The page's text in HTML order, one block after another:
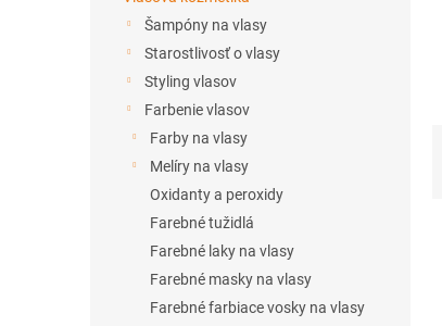
Šampóny na vlasy
Starostlivosť o vlasy
Styling vlasov
Farbenie vlasov
Farby na vlasy
Melíry na vlasy
Oxidanty a peroxidy
Farebné tužidlá
Farebné laky na vlasy
Farebné masky na vlasy
Farebné farbiace vosky na vlasy